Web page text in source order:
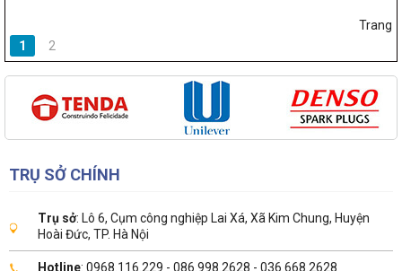
Trang
1
2
TRỤ SỞ CHÍNH
Trụ sở: Lô 6, Cụm công nghiệp Lai Xá, Xã Kim Chung, Huyện
Hoài Đức, TP. Hà Nội
Hotline: 0968.116.229 - 086.998.2628 - 036.668.2628